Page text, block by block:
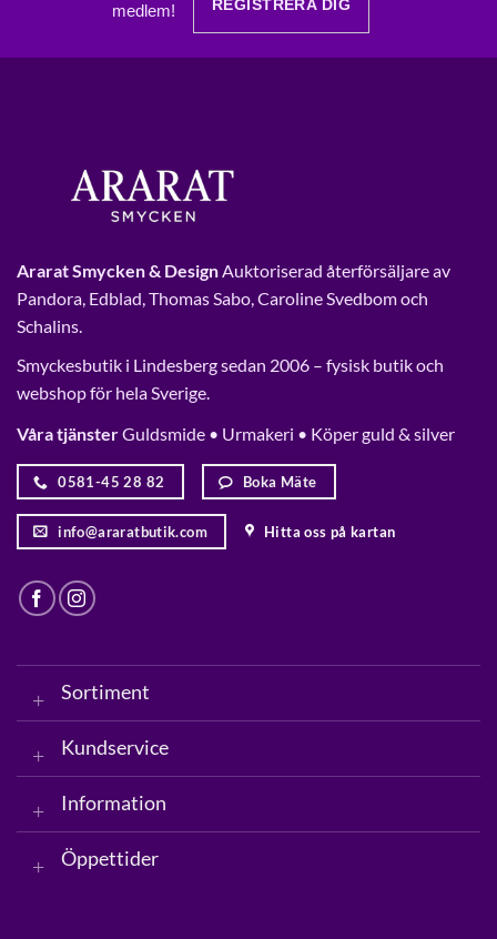
medlem! REGISTRERA DIG
Ararat Smycken & DesignAuktoriserad återförsäljare av
Pandora, Edblad, Thomas Sabo, Caroline Svedbom och
Schalins.
Smyckesbutik i Lindesberg sedan 2006 – fysisk butik och
webshop för hela Sverige.
Våra tjänsterGuldsmide • Urmakeri • Köper guld & silver
0581-45 28 82 Boka Mäte
info@araratbutik.com Hitta oss på kartan
Sortiment
Kundservice
Information
Öppettider